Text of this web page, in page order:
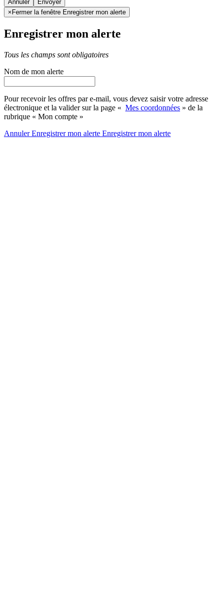
Annuler
× Fermer la fenêtre Enregistrer mon alerte
Enregistrer mon alerte
Tous les champs sont obligatoires
Nom de mon alerte
Pour recevoir les offres par e-mail, vous devez saisir votre adresse
électronique et la valider sur la page « Mes coordonnées » de la
rubrique « Mon compte »
AnnulerEnregistrer mon alerte Enregistrermon alerte